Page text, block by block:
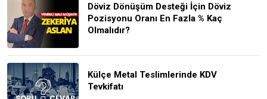
Döviz Dönüşüm Desteği İçin Döviz
Pozisyonu Oranı En Fazla % Kaç
Olmalıdır?
Külçe Metal Teslimlerinde KDV
Tevkifatı